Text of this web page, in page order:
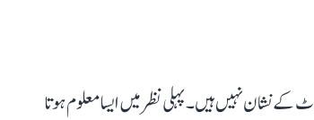
کے نشان نہیں ہیں۔ پہلی نظر میں ایسا معلوم ہوتا